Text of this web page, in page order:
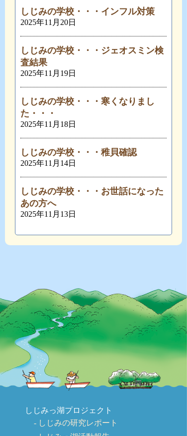
しじみの学校・・・インフル対策
2025年11月20日
しじみの学校・・・ジェオスミン検
査結果
2025年11月19日
しじみの学校・・・寒くなりまし
た・・・
2025年11月18日
しじみの学校・・・稚貝確認
2025年11月14日
しじみの学校・・・お世話になった
あの方へ
2025年11月13日
しじみっ湖プロジェクト
しじみの研究レポート